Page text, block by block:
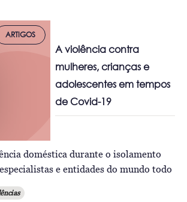
ARTIGOS
A violência contra
mulheres, crianças e
adolescentes em tempos
de Covid-19
doméstica durante o isolamento
e entidades do mundo todo